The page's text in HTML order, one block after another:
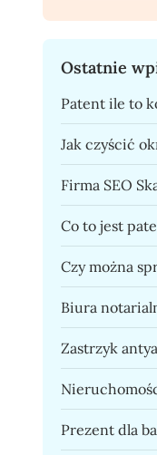
Ostatnie
Patent ile to
Jak czyścić
Firma SEO
Co to jest
Czy można
Biura
Zastrzyk
Prezent dla